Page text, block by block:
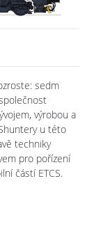
sedm
výrobou a
u této
techniky
pro pořízení
částí ETCS.